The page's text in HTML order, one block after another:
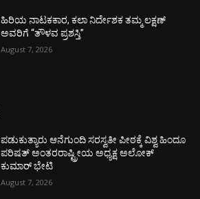
ಹಿರಿಯ ನಾಟಕಕಾರ, ಕಲಾ ನಿರ್ದೇಶಕ ತಮ್ಮ ಲಕ್ಷಣ್
ಅವರಿಗೆ “ತೌಳವ ಪ್ರಶಸ್ತಿ”
August 7, 2026
ಪಡುಕುತ್ಯಾರು ಆನೆಗುಂದಿ ಸರಸ್ವತೀ ಪೀಠಕ್ಕೆ ವಿಶ್ವ ಹಿಂದೂ
ಪರಿಷತ್ ಅಂತರರಾಷ್ಟ್ರೀಯ ಅಧ್ಯಕ್ಷ ಅಲೋಕ್
ಕುಮಾರ್ ಭೇಟಿ
August 7, 2026